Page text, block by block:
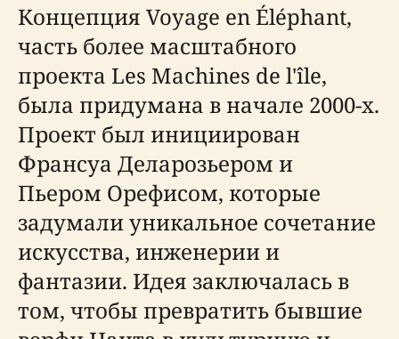
Концепция Voyage en Éléphant,
часть более масштабного
проекта Les Machines de l'île,
была придумана в начале 2000-х.
Проект был инициирован
Франсуа Деларозьером и
Пьером Орефисом, которые
задумали уникальное сочетание
искусства, инженерии и
фантазии. Идея заключалась в
том, чтобы превратить бывшие